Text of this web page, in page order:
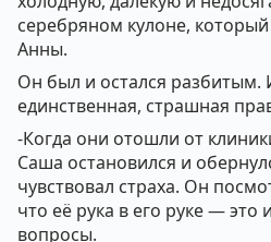
серебряном кулоне,
Анны.
Он был и остался разбитым.
единственная, страшная
-Когда они отошли от
Саша остановился и
чувствовал страха. Он
что её рука в его руке — это
вопросы.